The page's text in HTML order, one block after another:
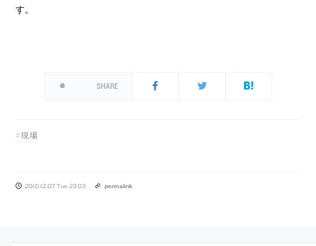
す。
SHARE
現場
2010.12.07 Tue 23:03 permalink